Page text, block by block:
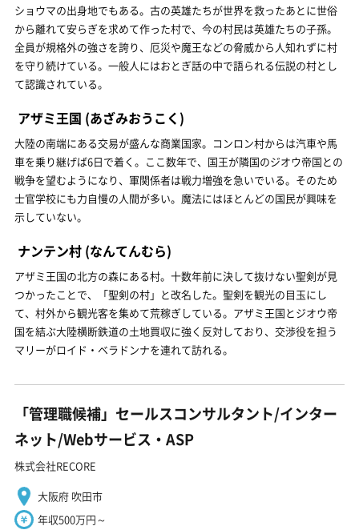
ショウマの出身地でもある。古の英雄たちが世界を救ったあとに世俗
から離れて安らぎを求めて作った村で、今の村民は英雄たちの子孫。
全員が規格外の強さを誇り、厄災や魔王などの脅威から人知れずに村
を守り続けている。一般人にはおとぎ話の中で語られる伝説の村とし
て認識されている。
アザミ王国 (あざみおうこく)
大陸の南端にある交易が盛んな商業国家。コンロン村からは汽車や馬
車を乗り継げば6日で着く。ここ数年で、国王が隣国のジオウ帝国との
戦争を望むようになり、軍関係者は戦力増強を急いでいる。そのため
士官学校にも力自慢の人間が多い。魔法にはほとんどの国民が興味を
示していない。
ナンテン村 (なんてんむら)
アザミ王国の北方の森にある村。十数年前に決して抜けない聖剣が見
つかったことで、「聖剣の村」と改名した。聖剣を観光の目玉にし
て、村外から観光客を集めて荒稼ぎしている。アザミ王国とジオウ帝
国を結ぶ大陸横断鉄道の土地買収に強く反対しており、交渉役を担う
マリーがロイド・ベラドンナを連れて訪れる。
「管理職候補」セールスコンサルタント/インター
ネット/Webサービス・ASP
株式会社RECORE
大阪府 吹田市
年収500万円～